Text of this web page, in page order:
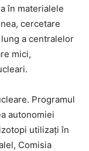
în materialele
cercetare
a centralelor
mici,
Programul
autonomiei
utilizați în
Comisia